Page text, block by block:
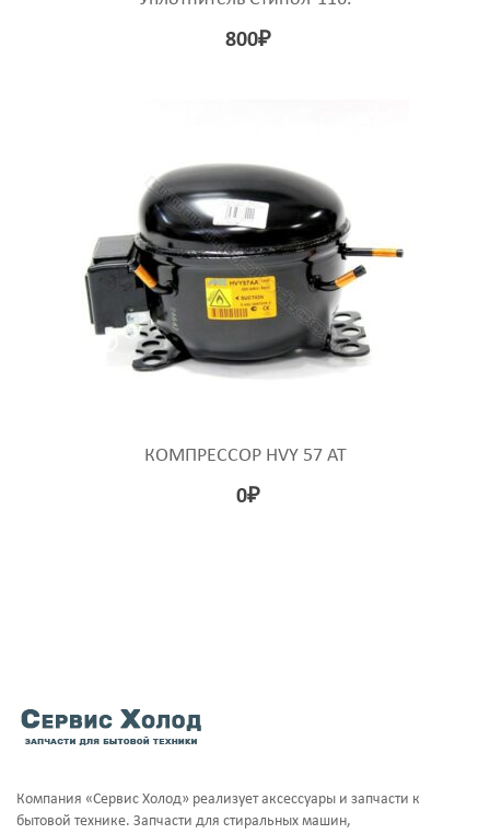
800₽
КОМПРЕССОР HVY 57 AT
0₽
Компания «Сервис Холод» реализует аксессуары и запчасти к
бытовой технике. Запчасти для стиральных машин,